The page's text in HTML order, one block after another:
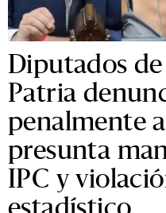
Diputados
Patria
penalmente
presunta
IPC y
estadístico